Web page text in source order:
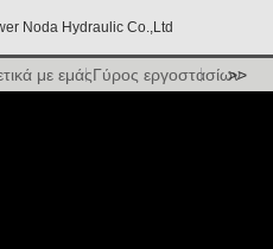
Noda Hydraulic Co.,Ltd
με εμάςΓύρος εργοστασίων
>>